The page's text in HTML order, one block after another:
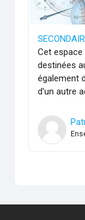
Cet
destinées
également
d'un autre